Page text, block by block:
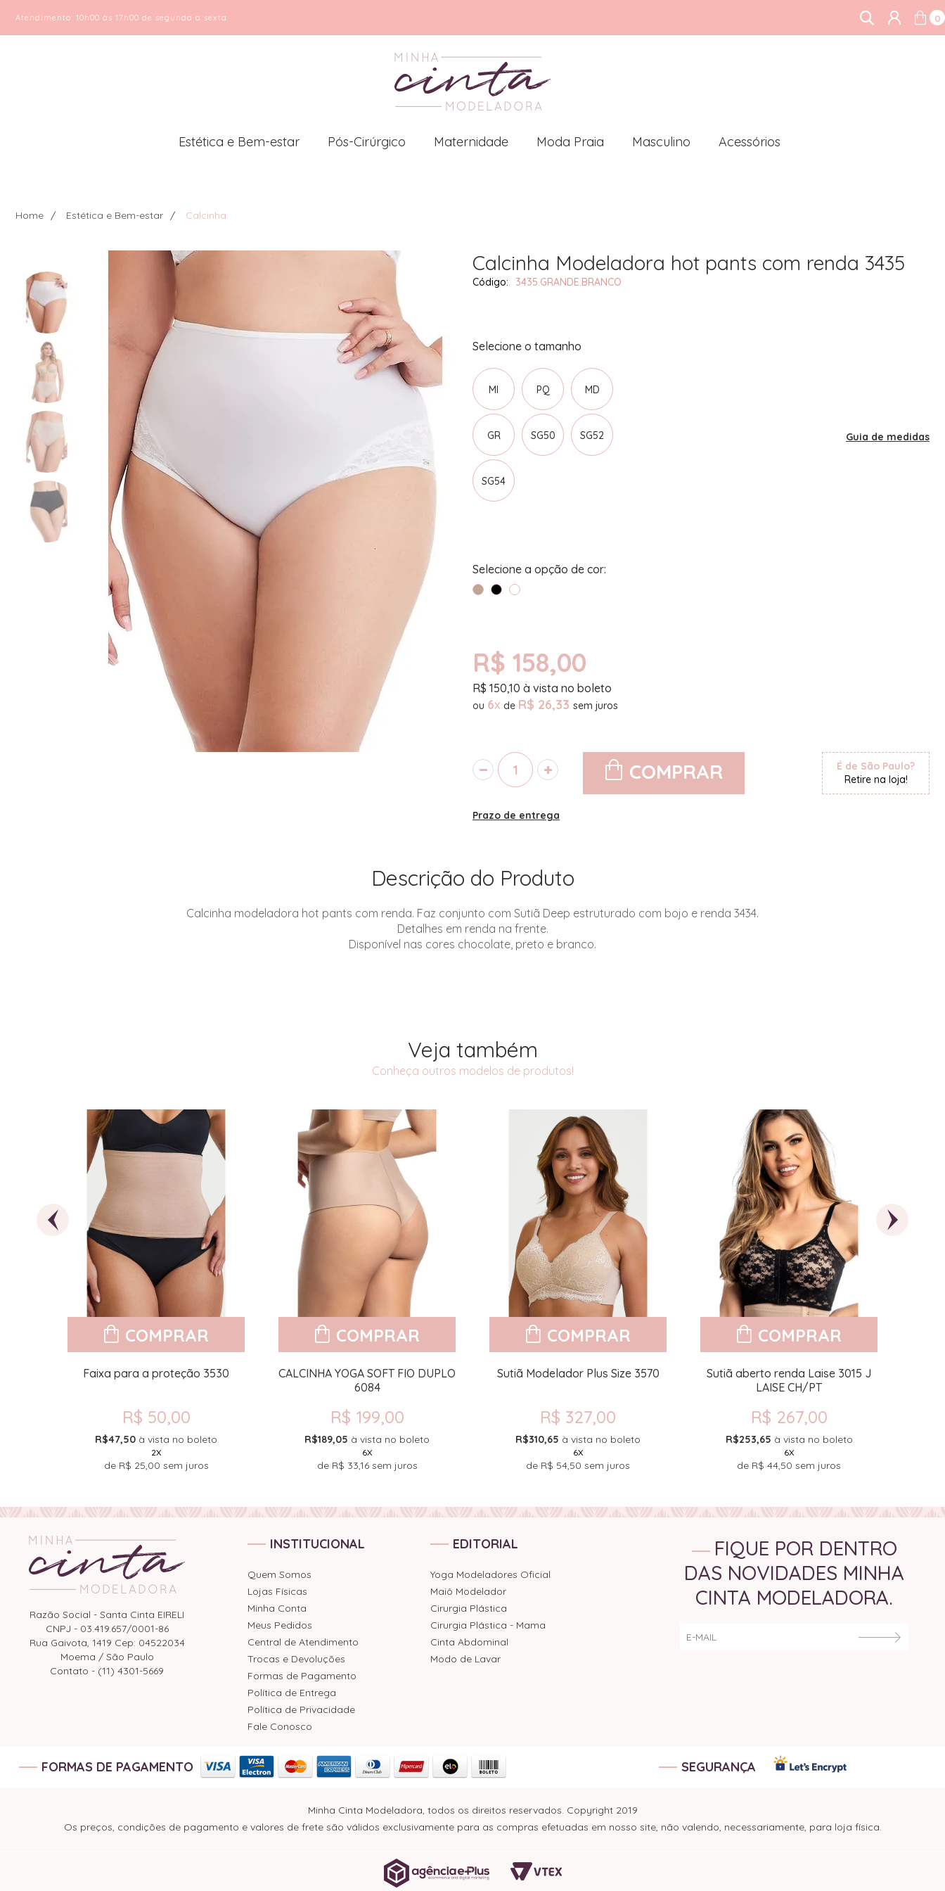
Atendimento: 10h00 às 17h00 de segunda a sexta 0
Estética e Bem-estar Pós-Cirúrgico Maternidade Moda Praia Masculino Acessórios
Home Estética e Bem-estar Calcinha
Calcinha Modeladora hot pants com renda 3435
3435.GRANDE.BRANCO
MI PQ MD
GR SG50 SG52
SG54
Guia de medidas
R$ 158,00
R$ 150,10 à vista no boleto
ou 6x de R$ 26,33
COMPRAR
É de São Paulo?
Retire na loja!
Prazo de entrega
Descrição do Produto
Calcinha modeladora hot pants com renda. Faz conjunto com Sutiã Deep estruturado com bojo e renda 3434.
Detalhes em renda na frente.
Disponível nas cores chocolate, preto e branco.
Veja também
Conheça outros modelos de produtos!
COMPRAR
Faixa para a proteção 3530
R$ 50,00
R$47,50 à vista no boleto
2X
de R$ 25,00 sem juros
COMPRAR
CALCINHA YOGA SOFT FIO DUPLO
6084
R$ 199,00
R$189,05 à vista no boleto
6X
de R$ 33,16sem juros
COMPRAR
Sutiã Modelador Plus Size 3570
R$ 327,00
R$310,65 à vista no boleto
6X
de R$ 54,50 sem juros
COMPRAR
Sutiã aberto renda Laise 3015 J
LAISE CH/PT
R$ 267,00
R$253,65 à vista no boleto
6X
de R$ 44,50 sem juros
Razão Social - Santa Cinta EIRELI
CNPJ - 03.419.657/0001-86
Rua Gaivota, 1419 Cep: 04522034
Moema / São Paulo
Contato - (11) 4301-5669
INSTITUCIONAL
Quem Somos
Lojas Físicas
Minha Conta
Meus Pedidos
Central de Atendimento
Trocas e Devoluções
Formas de Pagamento
Política de Entrega
Política de Privacidade
Fale Conosco
EDITORIAL
Yoga Modeladores Oficial
Maiô Modelador
Cirurgia Plástica
Cirurgia Plástica - Mama
Cinta Abdominal
Modo de Lavar
FIQUE POR DENTRO
DAS NOVIDADES MINHA
CINTA MODELADORA.
FORMAS DE PAGAMENTO SEGURANÇA
Minha Cinta Modeladora, todos os direitos reservados. Copyright 2019
Os preços, condições de pagamento e valores de frete são válidos exclusivamente para as compras efetuadas em nosso site, não valendo, necessariamente, para loja física.